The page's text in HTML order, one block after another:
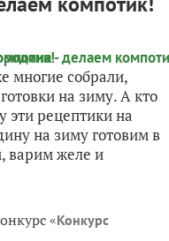
многие собрали,
на зиму. А кто
эти рецептики на
на зиму готовим в
варим желе и
«Конкурс